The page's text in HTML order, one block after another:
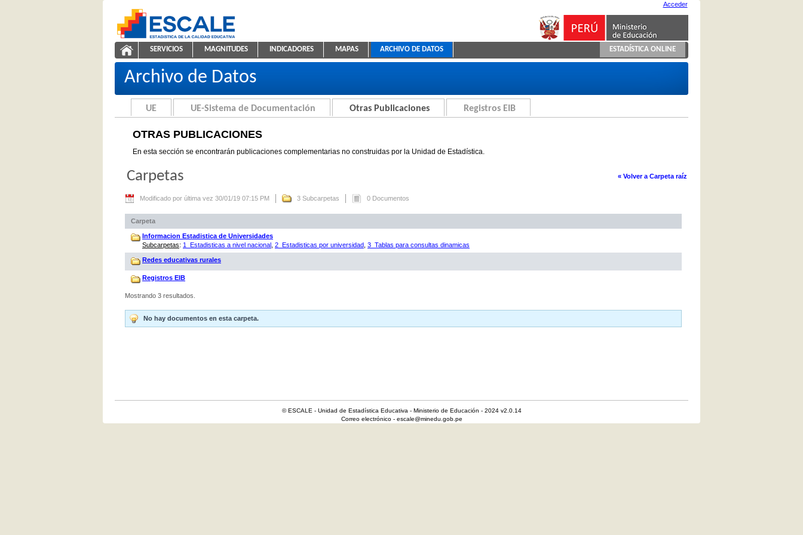
ESCALE - Unidad de Estadística Educativa
Otras Publicaciones
Acceder
NAVEGACIÓN
SERVICIOS MAGNITUDES INDICADORES MAPAS ARCHIVO DE DATOS ESTADÍSTICA ONLINE
Archivo de Datos
UE UE-Sistema de Documentación Otras Publicaciones Registros EIB
OTRAS PUBLICACIONES
En esta sección se encontrarán publicaciones complementarias no construidas por la Unidad de Estadística.
« Volver a Carpeta raíz
Carpetas
Modificado por última vez 30/01/19 07:15 PM 3 Subcarpetas 0 Documentos
Carpeta
Informacion Estadistica de Universidades
Subcarpetas: 1_Estadisticas a nivel nacional 2_Estadisticas por universidad 3_Tablas para consultas dinamicas
Redes educativas rurales
Registros EIB
Mostrando 3 resultados.
No hay documentos en esta carpeta.
© ESCALE - Unidad de Estadística Educativa - Ministerio de Educación - 2024 v2.0.14
Correo electrónico - escale@minedu.gob.pe